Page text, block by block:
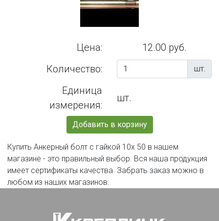
Цена:
12.00 руб.
Количество:
шт.
Единица
измерения:
шт.
Добавить в корзину
Купить Анкерный болт с гайкой 10х 50 в нашем
магазине - это правильный выбор. Вся наша продукция
имеет сертификаты качества. Забрать заказ можно в
любом из наших магазинов.